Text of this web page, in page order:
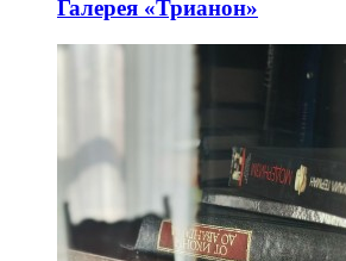
Галерея «Трианон»